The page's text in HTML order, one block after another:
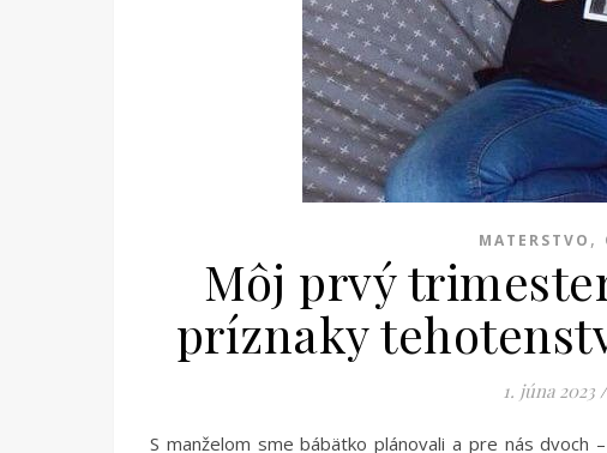
MATERSTVO ,
Môj prvý
príznaky
1. júna 2023 /
S manželom sme bábätko plánovali a pre nás